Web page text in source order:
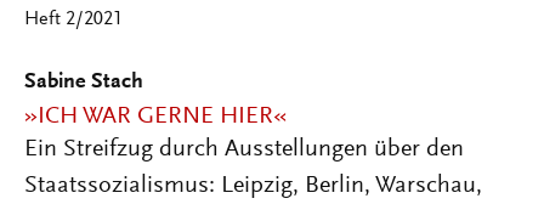
Heft 2/2021
Sabine Stach
»ICH WAR GERNE HIER«
Ein Streifzug durch Ausstellungen über den
Staatssozialismus: Leipzig, Berlin, Warschau,